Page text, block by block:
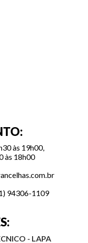
às 19h00,
às 18h00
94306-1109
- LAPA